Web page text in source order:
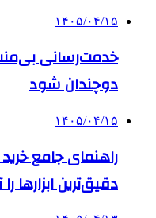
۱۴۰۵/۰۴/۱۵
خدمت‌رسانی
دوچندان شود
۱۴۰۵/۰۴/۱۵
راهنمای جامع
دقیق‌ترین ابزارها را